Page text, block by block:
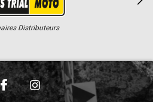
Distributeurs